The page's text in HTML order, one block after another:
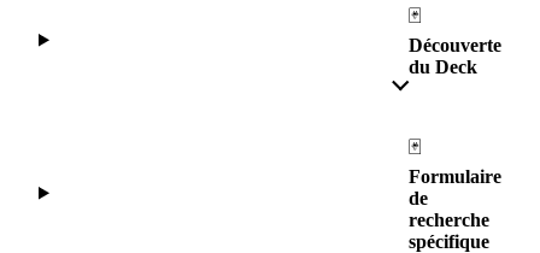
🃏
Découverte
du Deck
🃏
Formulaire
de
recherche
spécifique